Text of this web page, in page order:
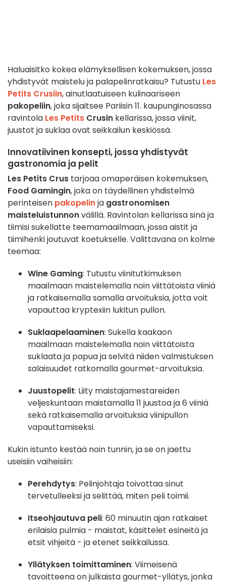
Haluaisitko kokea elämyksellisen kokemuksen, jossa
yhdistyvät maistelu ja palapelinratkaisu? Tutustu Les
Petits Crusiin, ainutlaatuiseen kulinaariseen
pakopeliin, joka sijaitsee Pariisin 11. kaupunginosassa
ravintola Les Petits Crusin kellarissa, jossa viinit,
juustot ja suklaa ovat seikkailun keskiössä.
Innovatiivinen konsepti, jossa yhdistyvät
gastronomia ja pelit
Les Petits Crus tarjoaa omaperäisen kokemuksen,
Food Gamingin, joka on täydellinen yhdistelmä
perinteisen pakopelinja gastronomisen
maisteluistunnonvälillä. Ravintolan kellarissa sinä ja
tiimisi sukellatte teemamaailmaan, jossa aistit ja
tiimihenki joutuvat koetukselle. Valittavana on kolme
teemaa:
Wine Gaming: Tutustu viinitutkimuksen
maailmaan maistelemalla noin viittätoista viiniä
ja ratkaisemalla samalla arvoituksia, jotta voit
vapauttaa kryptexiin lukitun pullon.
Suklaapelaaminen: Sukella kaakaon
maailmaan maistelemalla noin viittätoista
suklaata ja papua ja selvitä niiden valmistuksen
salaisuudet ratkomalla gourmet-arvoituksia.
Juustopelit: Liity maistajamestareiden
veljeskuntaan maistamalla 11 juustoa ja 6 viiniä
sekä ratkaisemalla arvoituksia viinipullon
vapauttamiseksi.
Kukin istunto kestää noin tunnin, ja se on jaettu
useisiin vaiheisiin:
Perehdytys: Pelinjohtaja toivottaa sinut
tervetulleeksi ja selittää, miten peli toimii.
Itseohjautuva peli: 60 minuutin ajan ratkaiset
erilaisia pulmia - maistat, käsittelet esineitä ja
etsit vihjeitä - ja etenet seikkailussa.
Yllätyksen toimittaminen: Viimeisenä
tavoitteena on julkaista gourmet-yllätys, jonka